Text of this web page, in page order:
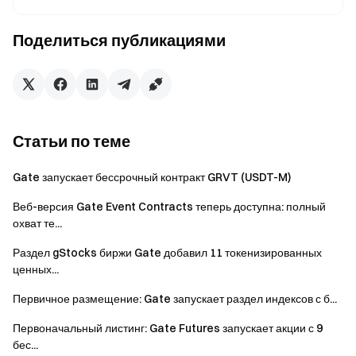
[Депозит] – [HOOLI]
Спотовая торговля HOOLI: Приложение Gate –
вверху)
15 мая 2026 г.
Проводник в мир криптовалют
Торгуйте более 4,900 криптовалютами безопасно,
Начните действовать уже сейчас
Поделиться публикациями
Статьи по теме
Gate запускает бессрочный контракт GRVT (USDT-M)
Веб-версия Gate Event Contracts теперь доступна: полный
охват те...
Раздел gStocks биржи Gate добавил 11 токенизированных
ценных...
Первичное размещение: Gate запускает раздел индексов с б...
Первоначальный листинг: Gate Futures запускает акции с 9
бес...